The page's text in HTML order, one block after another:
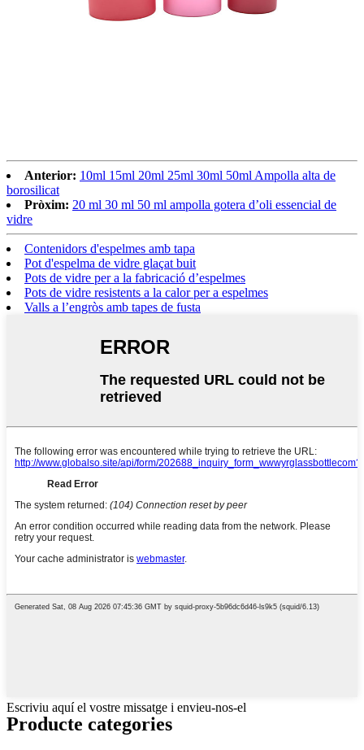
Anterior: 10ml 15ml 20ml 25ml 30ml 50ml Ampolla alta de
borosilicat
Pròxim: 20 ml 30 ml 50 ml ampolla gotera d’oli essencial de
vidre
Contenidors d'espelmes amb tapa
Pot d'espelma de vidre glaçat buit
Pots de vidre per a la fabricació d’espelmes
Pots de vidre resistents a la calor per a espelmes
Valls a l’engròs amb tapes de fusta
Escriviu aquí el vostre missatge i envieu-nos-el
Producte categories